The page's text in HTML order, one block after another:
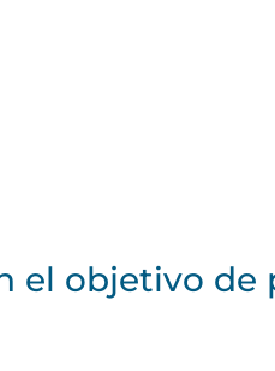
el objetivo